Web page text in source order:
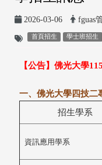
2026-03-06 fguas
首頁招生 學士班招生
【公告】佛光大學
一、佛光大學四技二
招生學系
資訊應用學系